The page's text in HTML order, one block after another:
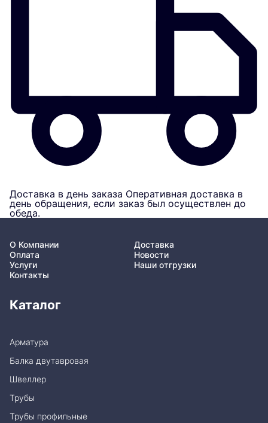
Доставка в день заказа Оперативная доставка в
день обращения, если заказ был осуществлен до
обеда.
О Компании
Доставка
Оплата
Новости
Услуги
Наши отгрузки
Контакты
Каталог
Арматура
Балка двутавровая
Швеллер
Трубы
Трубы профильные